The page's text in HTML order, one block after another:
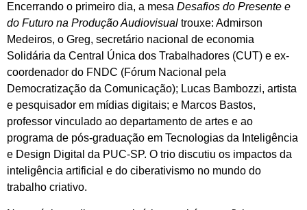
Encerrando o primeiro dia, a mesa Desafios do Presente e
do Futuro na Produção Audiovisual trouxe: Admirson
Medeiros, o Greg, secretário nacional de economia
Solidária da Central Única dos Trabalhadores (CUT) e ex-
coordenador do FNDC (Fórum Nacional pela
Democratização da Comunicação); Lucas Bambozzi, artista
e pesquisador em mídias digitais; e Marcos Bastos,
professor vinculado ao departamento de artes e ao
programa de pós-graduação em Tecnologias da Inteligência
e Design Digital da PUC-SP. O trio discutiu os impactos da
inteligência artificial e do ciberativismo no mundo do
trabalho criativo.